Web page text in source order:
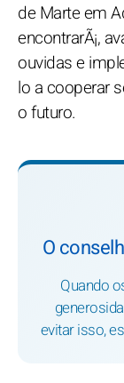
de Marte em
encontrarÃ¡,
ouvidas e
lo a cooperar
o futuro.
O
Quando
evitar isso,